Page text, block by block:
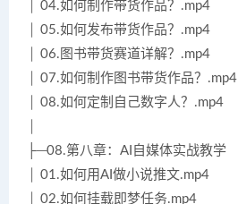
│ 04.如何制作带货作品？.mp4
│ 05.如何发布带货作品？.mp4
│ 06.图书带货赛道详解？.mp4
│ 07.如何制作图书带货作品？.mp4
│ 08.如何定制自己数字人？.mp4
├─08.第八章：AI自媒体实战教学
│ 01.如何用AI做小说推文.mp4
│ 02.如何挂载即梦任务.mp4